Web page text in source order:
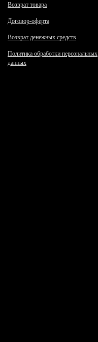
Возврат товара
Договор-оферта
Возврат денежных средств
Политика обработки персональных
данных